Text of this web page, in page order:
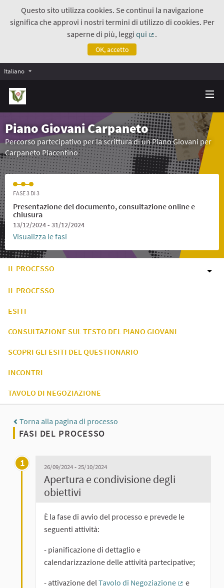
Questo sito utilizza cookies. Se continui la navigazione
significa che approvi i nostri termini di utilizzo di cookies. Per
saperne di più, leggiqui
.
OK, accetto
Italiano
Piano Giovani Carpaneto
Percorso partecipativo per la scrittura di un Piano Giovani per
Carpaneto Piacentino
FASE 3 DI 3
Presentazione del documento, consultazione online e
chiusura
13/12/2024 - 31/12/2024
Visualizza le fasi
IL PROCESSO
IL PROCESSO
ESITI
CONSULTAZIONE SUL TESTO DEL PIANO GIOVANI
SCOPRI GLI ESITI DEL QUESTIONARIO
INCONTRI
TAVOLO DI NEGOZIAZIONE
Torna alla pagina di processo
FASI DEL PROCESSO
1 26/09/2024 - 25/10/2024
Apertura e condivisione degli
obiettivi
È la fase di avvio del processo e prevede le
seguenti attività:
- pianificazione di dettaglio e
calendarizzazione delle attività partecipative;
- attivazione del Tavolo di Negoziazione
e